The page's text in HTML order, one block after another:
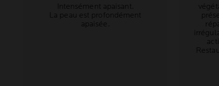
Intensément apaisant.
La peau est profondément
apaisée.